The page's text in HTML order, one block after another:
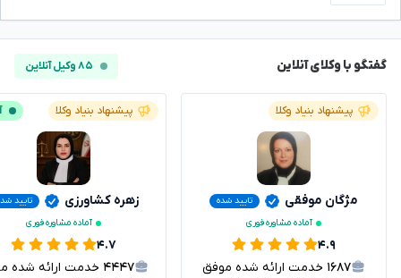
گفتگو با وکلای آنلاین ۸۵ وکیل آنلاین
پیشنهاد بنیاد وکلا
مژگان موفقی
تایید شده
آماده مشاوره فوری
۴.۹
۱۶۸۷ خدمت ارائه شده موفق
پیشنهاد بنیاد وکلا
زهره کشاورزی
تایید
آماده مشاوره فوری
۴.۷
۴۴۴۷ خدمت ارائه شده موفق